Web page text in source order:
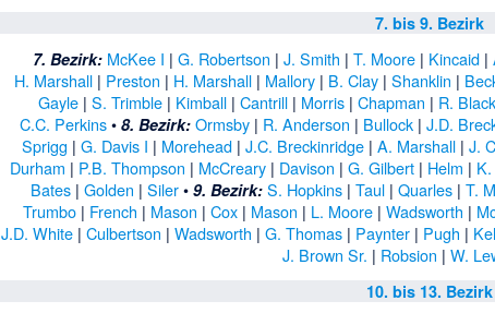
7. bis 9. Bezirk
7. Bezirk: McKee I |G. Robertson |J. Smith |T. Moore | Kincaid |
H. Marshall| Preston | H. Marshall| Mallory| B. Clay| Shanklin |
Gayle| S. Trimble| Kimball| Cantrill| Morris| Chapman | R.
C.C. Perkins• 8. Bezirk: Ormsby| R. Anderson | Bullock| J.D.
Sprigg |G. Davis I | Morehead |J.C. Breckinridge |A. Marshall |J.
Durham | P.B. Thompson | McCreary| Davison | G. Gilbert| Helm |
Bates |Golden |Siler•9. Bezirk: S. Hopkins |Taul |Quarles |T.
Trumbo | French | Mason |Cox | Mason | L. Moore |Wadsworth |
J.D. White |Culbertson |Wadsworth |G. Thomas | Paynter | Pugh |
J. Brown Sr. | Robsion |W.
10. bis 13. Bezirk